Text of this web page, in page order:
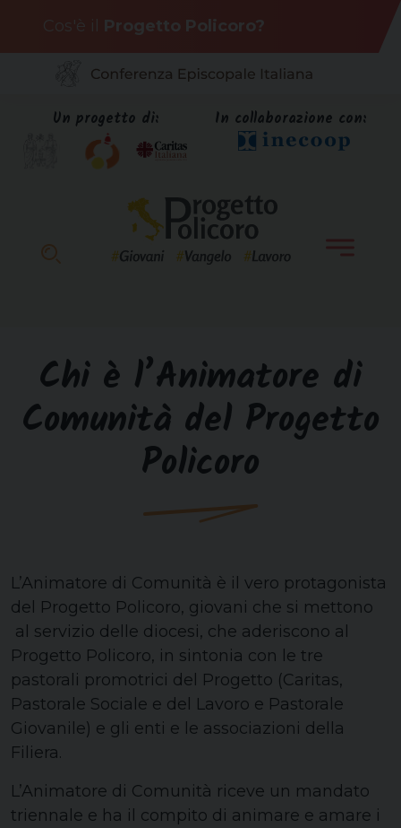
content
Cos'è il Progetto Policoro?
Un progetto di: In collaborazione con:
Chi è l’Animatore di
Comunità del Progetto
Policoro
L’Animatore di Comunità è il vero protagonista
del Progetto Policoro, giovani che si mettono
al servizio delle diocesi, che aderiscono al
Progetto Policoro, in sintonia con le tre
pastorali promotrici del Progetto (Caritas,
Pastorale Sociale e del Lavoro e Pastorale
Giovanile) e gli enti e le associazioni della
Filiera.
L’Animatore di Comunità riceve un mandato
triennale e ha il compito di animare e amare i